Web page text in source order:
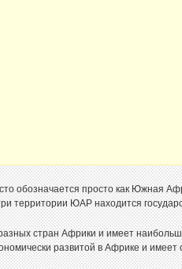
обозначается просто как Южная
территории ЮАР находится
стран Африки и имеет
развитой в Африке и